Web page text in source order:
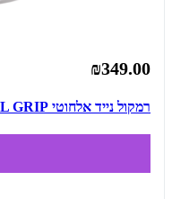
₪349.00
רמקול נייד אלחוטי JBL GRIP - יבואן רשמי - צבע לבן